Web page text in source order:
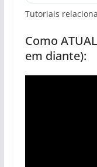
Tutoriais
Como
em diante):